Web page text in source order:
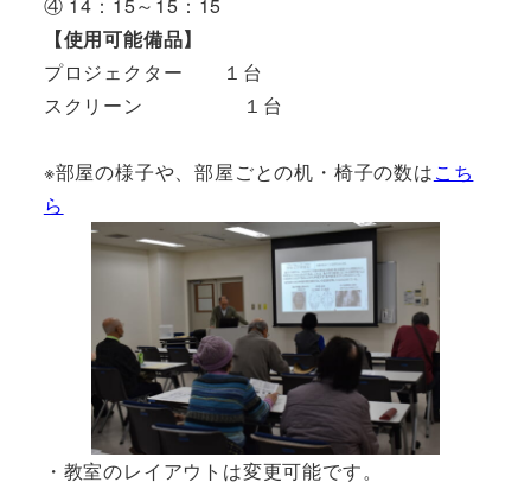
【使用可能備品】
プロジェクター １台
スクリーン １台
※部屋の様子や、部屋ごとの机・椅子の数はこち
ら
・教室のレイアウトは変更可能です。